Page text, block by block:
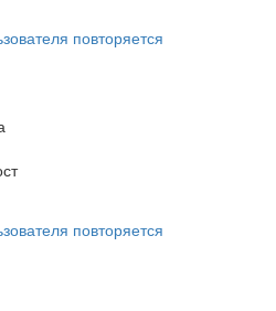
повторяется
повторяется